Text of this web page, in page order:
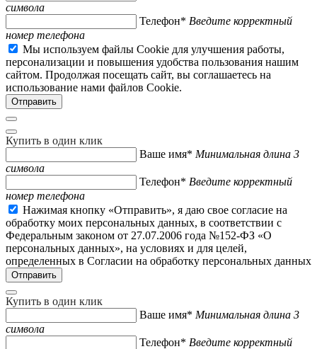
символа
Телефон* Введите корректный
номер телефона
Мы используем файлы Cookie для улучшения работы,
персонализации и повышения удобства пользования нашим
сайтом. Продолжая посещать сайт, вы соглашаетесь на
использование нами файлов Cookie.
Купить в один клик
Ваше имя* Минимальная длина 3
символа
Телефон* Введите корректный
номер телефона
Нажимая кнопку «Отправить», я даю свое согласие на
обработку моих персональных данных, в соответствии с
Федеральным законом от 27.07.2006 года №152-ФЗ «О
персональных данных», на условиях и для целей,
определенных в Согласии на обработку персональных данных
Купить в один клик
Ваше имя* Минимальная длина 3
символа
Телефон* Введите корректный